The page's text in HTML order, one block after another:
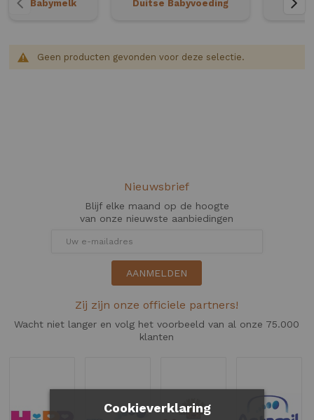
Babymelk Duitse Babyvoeding
Geen producten gevonden voor deze selectie.
Nieuwsbrief
Blijf elke maand op de hoogte
van onze nieuwste aanbiedingen
AANMELDEN
Zij zijn onze officiele partners!
Wacht niet langer en volg het voorbeeld van al onze 75.000
klanten
Cookieverklaring